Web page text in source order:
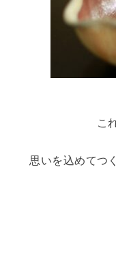
こ
思いを込めてつ